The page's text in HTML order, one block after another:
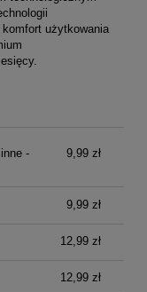
komfort użytkowania
-
9,99 zł
9,99 zł
12,99 zł
12,99 zł